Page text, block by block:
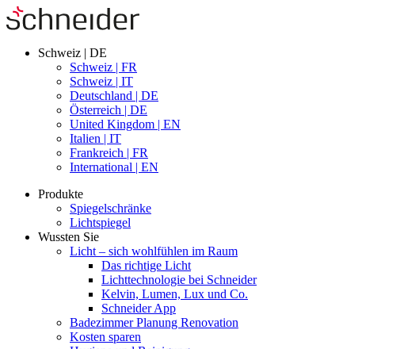
Schweiz | DE
Schweiz | FR
Schweiz | IT
Deutschland | DE
Österreich | DE
United Kingdom | EN
Italien | IT
Frankreich | FR
International | EN
Produkte
Spiegelschränke
Lichtspiegel
Wussten Sie
Licht – sich wohlfühlen im Raum
Das richtige Licht
Lichttechnologie bei Schneider
Kelvin, Lumen, Lux und Co.
Schneider App
Badezimmer Planung Renovation
Kosten sparen